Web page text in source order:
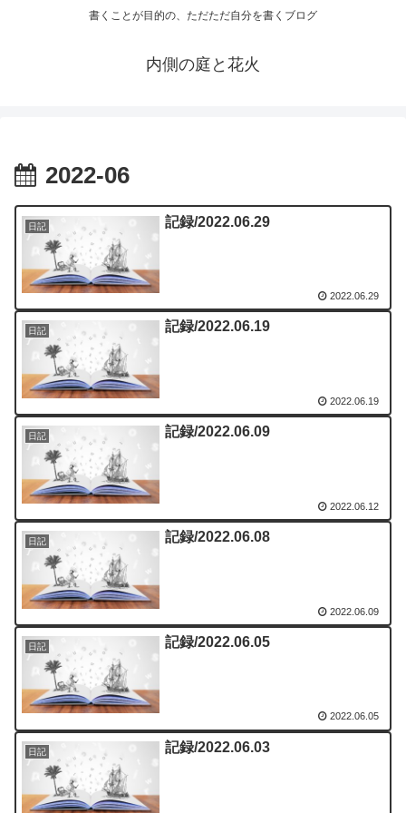
書くことが目的の、ただただ自分を書くブログ
内側の庭と花火
2022-06
日記 記録/2022.06.29
2022.06.29
日記 記録/2022.06.19
2022.06.19
日記 記録/2022.06.09
2022.06.12
日記 記録/2022.06.08
2022.06.09
日記 記録/2022.06.05
2022.06.05
日記 記録/2022.06.03